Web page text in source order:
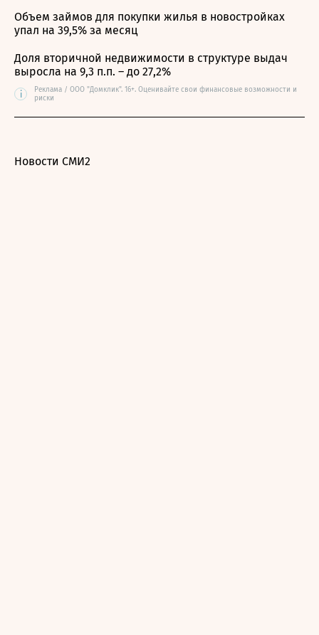
Объем займов для покупки жилья в новостройках
упал на 39,5% за месяц
Доля вторичной недвижимости в структуре выдач
выросла на 9,3 п.п. – до 27,2%
i
Реклама / ООО "Домклик". 16+. Оценивайте свои финансовые возможности и
риски
Новости СМИ2